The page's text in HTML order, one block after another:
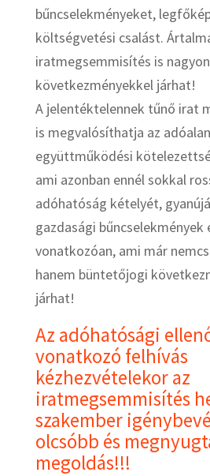
bűncselekményeket,
költségvetési csalást.
iratmegsemmisítés is
következményekkel járhat!
A jelentéktelennek tűnő irat
is megvalósíthatja az
együttműködési
ami azonban ennél sokkal
adóhatóság kételyét,
gazdasági bűncselekmények
vonatkozóan, ami már
hanem büntetőjogi
járhat!
Az adóhatósági
vonatkozó felhívás
kézhezvételekor az
iratmegsemmisítés
szakember
olcsóbb és
megoldás!!!